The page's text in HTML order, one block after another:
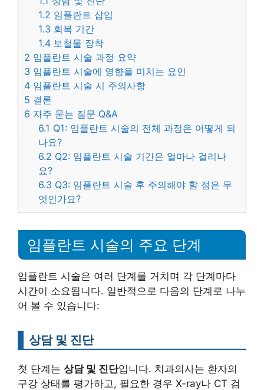
1.2 임플란트 삽입
1.3 회복 기간
1.4 보철물 장착
2 임플란트 시술 과정 요약
3 임플란트 시술에 영향을 미치는 요인
4 임플란트 시술 시 주의사항
5 결론
6 자주 묻는 질문 Q&A
6.1 Q1: 임플란트 시술의 전체 과정은 어떻게 되
나요?
6.2 Q2: 임플란트 시술 기간은 얼마나 걸리나
요?
6.3 Q3: 임플란트 시술 후 주의해야 할 점은 무
엇인가요?
임플란트 시술의 주요 단계
임플란트 시술은 여러 단계를 거치며 각 단계마다
시간이 소요됩니다. 일반적으로 다음의 단계로 나누
어 볼 수 있습니다:
상담 및 진단
첫 단계는 상담 및 진단입니다. 치과의사는 환자의
구강 상태를 평가하고, 필요한 경우 X-ray나 CT 검